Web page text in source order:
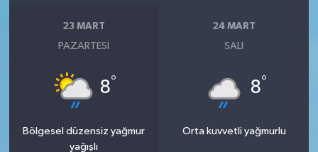
23 MART
PAZARTESI
8°
Bölgesel düzensiz yağmur
yağışlı
24 MART
SALI
8°
Orta kuvvetli yağmurlu